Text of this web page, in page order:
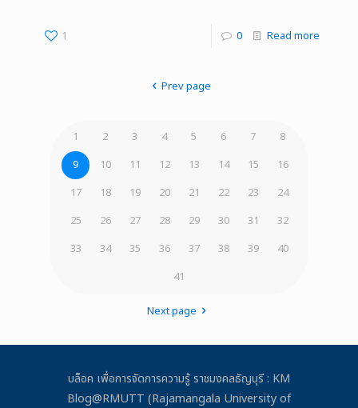
1 0 Read more
Prev page
1 2 3 4 5 6 7
8
9
10 11 12 13 14 15
16
17
18 19 20 21 22 23
24
25
26 27 28 29 30 31
32
33
34 35 36 37 38 39
40
41
Next page
บล็อค เพื่อการจัดการความรู้ ราชมงคลธัญบุรี : KM
Blog@RMUTT (Rajamangala University of